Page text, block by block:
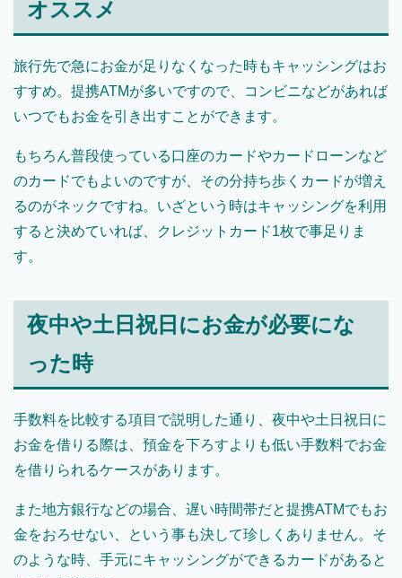
オススメ
旅行先で急にお金が足りなくなった時もキャッシングはお
すすめ。提携ATMが多いですので、コンビニなどがあれば
いつでもお金を引き出すことができます。
もちろん普段使っている口座のカードやカードローンなど
のカードでもよいのですが、その分持ち歩くカードが増え
るのがネックですね。いざという時はキャッシングを利用
すると決めていれば、クレジットカード1枚で事足りま
す。
夜中や土日祝日にお金が必要にな
った時
手数料を比較する項目で説明した通り、夜中や土日祝日に
お金を借りる際は、預金を下ろすよりも低い手数料でお金
を借りられるケースがあります。
また地方銀行などの場合、遅い時間帯だと提携ATMでもお
金をおろせない、という事も決して珍しくありません。そ
のような時、手元にキャッシングができるカードがあると